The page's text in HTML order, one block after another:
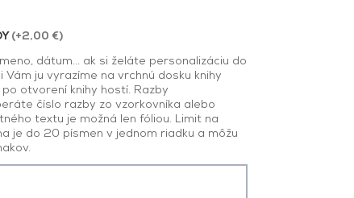
(+2,00 €)
dátum... ak si želáte personalizáciu do
ju vyrazíme na vrchnú dosku knihy
otvorení knihy hostí. Razby
číslo razby zo vzorkovníka alebo
textu je možná len fóliou. Limit na
je do 20 písmen v jednom riadku a môžu